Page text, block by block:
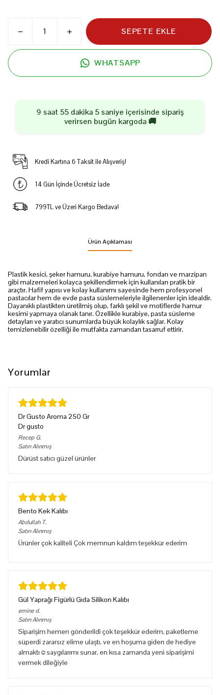
SEPETE EKLE
WHATSAPP
9 saat 55 dakika 5 saniye içerisinde sipariş
verirsen bugün kargoda 🚚
Kredi Kartına 6 Taksit ile Alışveriş!
14 Gün İçinde Ücretsiz İade
799TL ve Üzeri Kargo Bedava!
Ürün Açıklaması
Plastik kesici, şeker hamuru, kurabiye hamuru, fondan ve marzipan
gibi malzemeleri kolayca şekillendirmek için kullanılan pratik bir
araçtır. Hafif yapısı ve kolay kullanımı sayesinde hem profesyonel
pastacılar hem de evde pasta süslemeleriyle ilgilenenler için idealdir.
Dayanıklı plastikten üretilmiş olup, farklı şekil ve motiflerde hamur
kesimi yapmaya olanak tanır. Özellikle kurabiye, pasta süsleme
detayları ve yaratıcı sunumlarda büyük kolaylık sağlar. Kolay
temizlenebilir özelliği ile mutfakta zamandan tasarruf ettirir.
Yorumlar
Dr Gusto Aroma 250 Gr
Dr gusto
Recep G.
Satın Alınmış
Dürüst satıcı güzel ürünler
Bento Kek Kalıbı
Abdullah T.
Satın Alınmış
Ürünler çok kaliteli Çok memnun kaldım teşekkür ederim
Gül Yaprağı Figürlü Gıda Silikon Kalıbı
emine d.
Satın Alınmış
Siparişim hemen gönderildi çok teşekkür ederim, paketleme
süperdi zararsız elime ulaştı, ve en hoşuma giden de hediye
almaktı☺️saygılarımı sunar, en kısa zamanda yeni siparişimi
vermek dileğiyle